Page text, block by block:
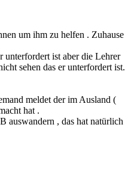
um ihm zu helfen . Zuhause
unterfordert ist aber die Lehrer
sehen das er unterfordert ist.
meldet der im Ausland (
hat .
auswandern , das hat natürlich